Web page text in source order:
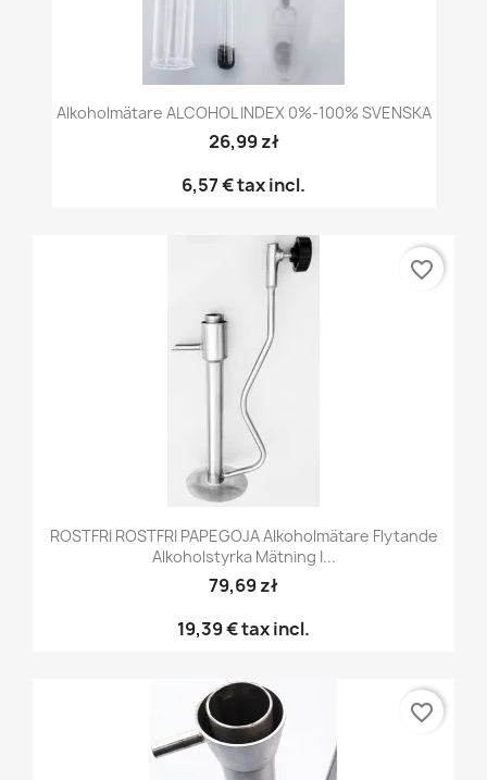
Alkoholmätare ALCOHOL INDEX 0%-100% SVENSKA
26,99 zł
6,57 €tax incl.
ROSTFRI ROSTFRI PAPEGOJA Alkoholmätare Flytande
Alkoholstyrka Mätning I...
79,69 zł
19,39 €tax incl.
favorite_border
favorite_border